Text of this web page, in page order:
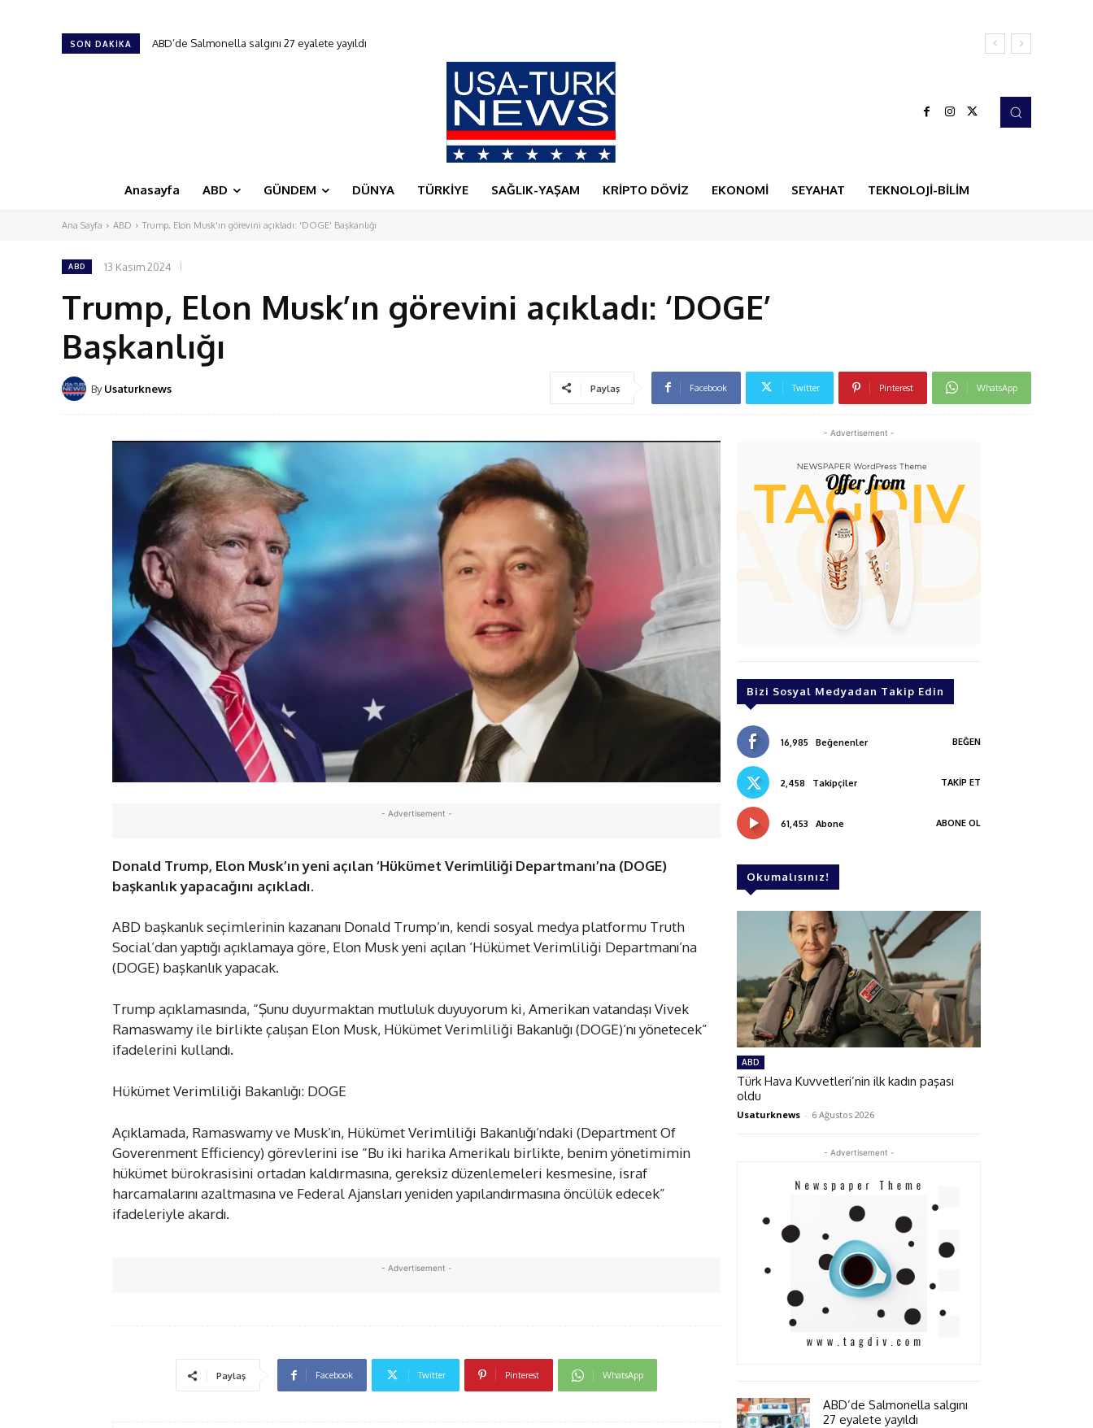
SON DAKIKA ABD’de Salmonella salgını 27 eyalete yayıldı
18. New Jersey Türk Günü Festivali
Anasayfa ABD GÜNDEM DÜNYA TÜRKİYE SAĞLIK-YAŞAM KRİPTO DÖVİZ EKONOMİ SEYAHAT TEKNOLOJİ-BİLİM
Ana Sayfa ABD Trump, Elon Musk'ın görevini açıkladı: 'DOGE' Başkanlığı
ABD 13 Kasım 2024
Trump, Elon Musk’ın görevini açıkladı: ‘DOGE’
Başkanlığı
By Usaturknews Paylaş Facebook Twitter Pinterest WhatsApp
- Advertisement -
Donald Trump, Elon Musk’ın yeni açılan ‘Hükümet Verimliliği Departmanı’na (DOGE)
başkanlık yapacağını açıkladı.
ABD başkanlık seçimlerinin kazananı Donald Trump’ın, kendi sosyal medya platformu Truth
Social’dan yaptığı açıklamaya göre, Elon Musk yeni açılan ‘Hükümet Verimliliği Departmanı’na
(DOGE) başkanlık yapacak.
Trump açıklamasında, “Şunu duyurmaktan mutluluk duyuyorum ki, Amerikan vatandaşı Vivek
Ramaswamy ile birlikte çalışan Elon Musk, Hükümet Verimliliği Bakanlığı (DOGE)’nı yönetecek”
ifadelerini kullandı.
Hükümet Verimliliği Bakanlığı: DOGE
Açıklamada, Ramaswamy ve Musk’ın, Hükümet Verimliliği Bakanlığı’ndaki (Department Of
Goverenment Efficiency) görevlerini ise “Bu iki harika Amerikalı birlikte, benim yönetimimin
hükümet bürokrasisini ortadan kaldırmasına, gereksiz düzenlemeleri kesmesine, israf
harcamalarını azaltmasına ve Federal Ajansları yeniden yapılandırmasına öncülük edecek”
ifadeleriyle akardı.
- Advertisement -
Paylaş Facebook Twitter Pinterest WhatsApp
- Advertisement -
Bizi Sosyal Medyadan Takip Edin
16,985 Beğenenler BEĞEN
2,458 Takipçiler TAKIP ET
61,453 Abone ABONE OL
Okumalısınız!
ABD
Türk Hava Kuvvetleri’nin ilk kadın paşası
oldu
Usaturknews - 6 Ağustos 2026
- Advertisement -
ABD’de Salmonella salgını
27 eyalete yayıldı